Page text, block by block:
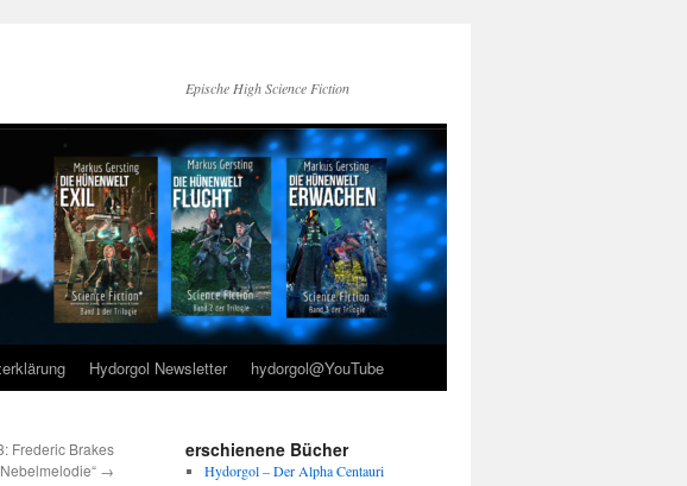
Epische High Science Fiction
Hydorgol Newsletter hydorgol@YouTube
Frederic Brakes
→
erschienene Bücher
Hydorgol – Der Alpha Centauri